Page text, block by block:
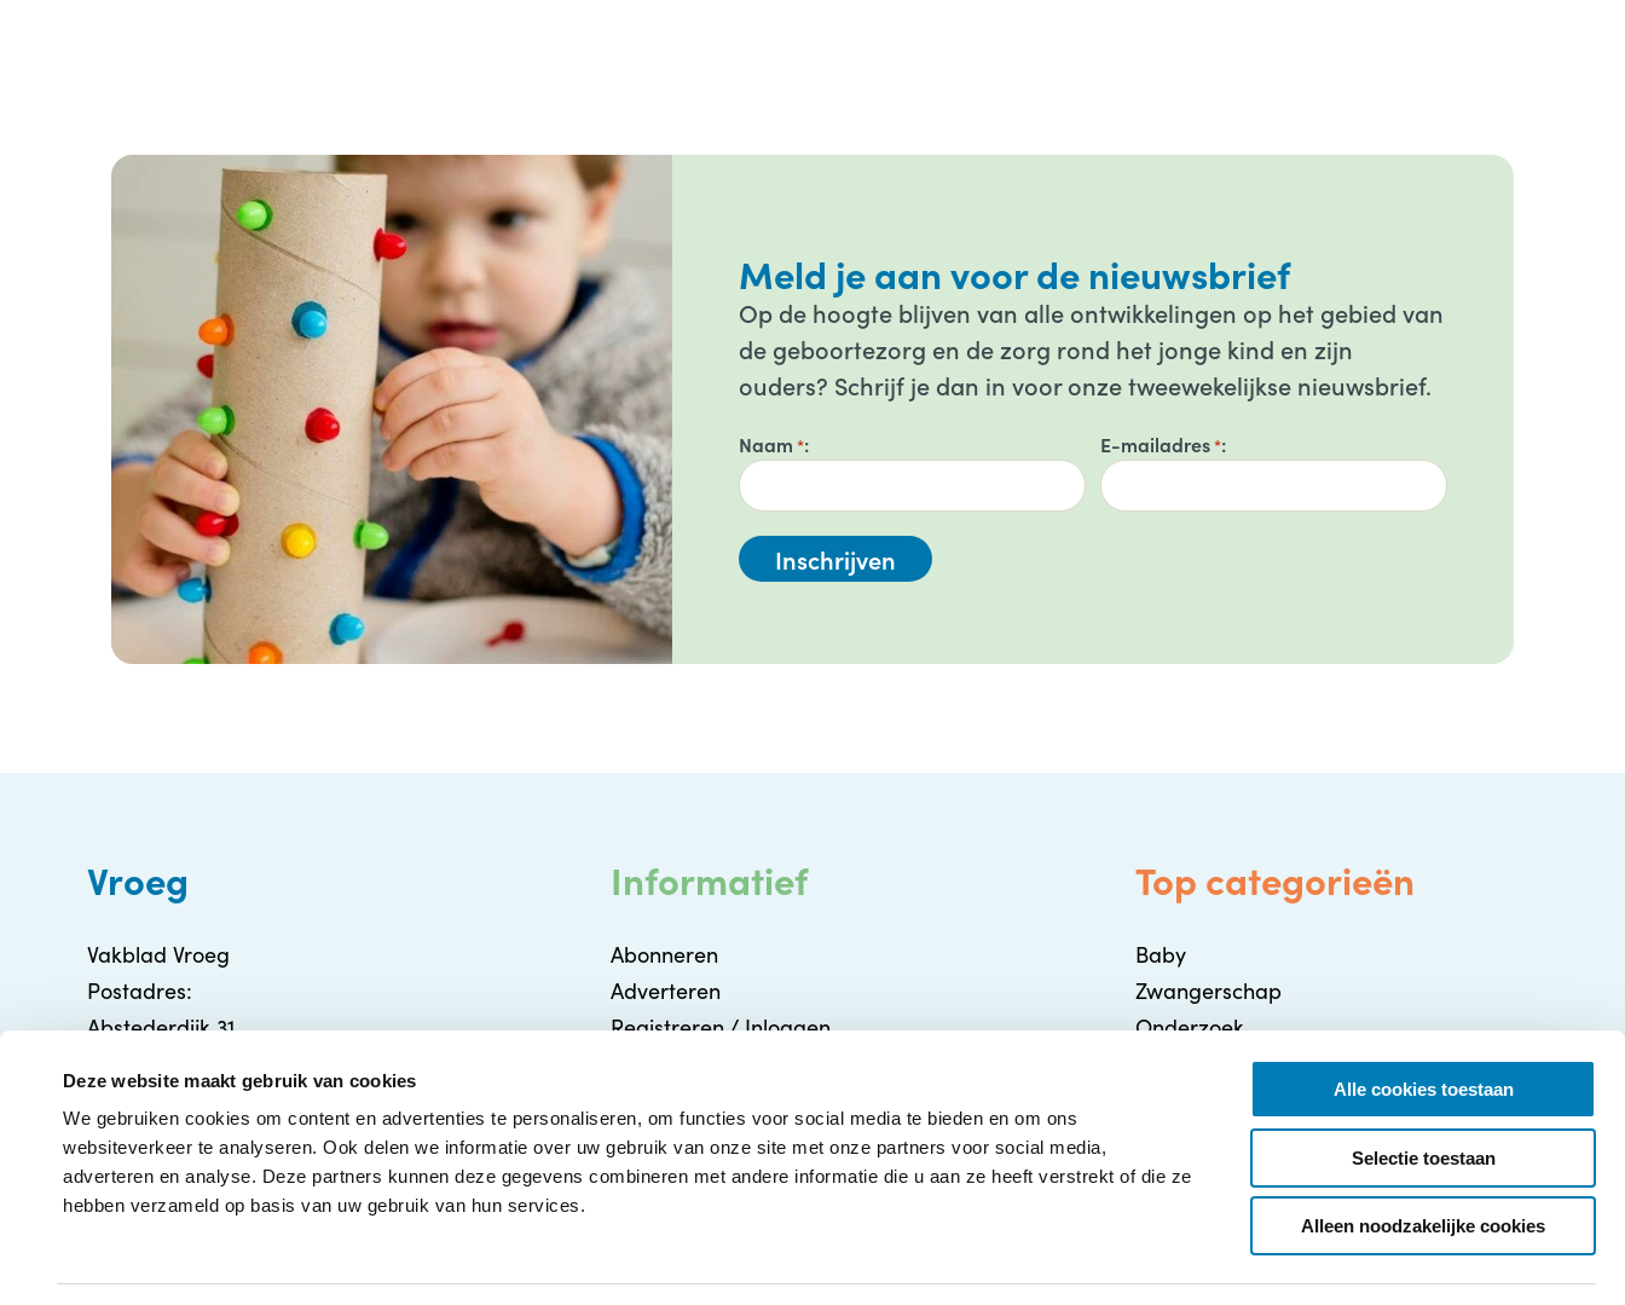
Deze website maakt gebruik van cookies
We gebruiken cookies om content en advertenties te personaliseren, om functies voor social media te bieden en om ons
websiteverkeer te analyseren. Ook delen we informatie over uw gebruik van onze site met onze partners voor social media,
adverteren en analyse. Deze partners kunnen deze gegevens combineren met andere informatie die u aan ze heeft verstrekt of die ze
hebben verzameld op basis van uw gebruik van hun services.
Alle cookies toestaan
Selectie toestaan
Alleen noodzakelijke cookies
Meld je aan voor de nieuwsbrief
Op de hoogte blijven van alle ontwikkelingen op het gebied van
de geboortezorg en de zorg rond het jonge kind en zijn
ouders? Schrijf je dan in voor onze tweewekelijkse nieuwsbrief.
Naam * E-mailadres*
Vroeg
Vakblad Vroeg
Postadres:
Abstederdijk 31
info@vakbladvroeg.nl
KVK: 71316426
Informatief
Abonneren
Adverteren
Registreren / Inloggen
Contact
Top categorieën
Baby
Zwangerschap
Onderzoek
Gezondheid / Ziekte
Ouderschap